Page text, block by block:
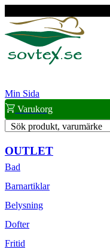
Min Sida
Varukorg
Sök produkt, varumärke
OUTLET
Bad
Barnartiklar
Belysning
Dofter
Fritid